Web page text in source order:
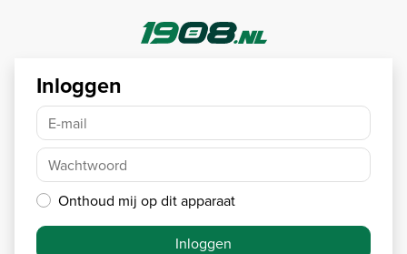
Inloggen
E-mail
Wachtwoord
Onthoud mij op dit apparaat
Inloggen